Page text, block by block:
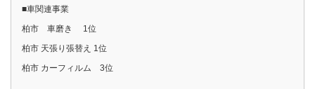
■車関連事業
柏市 車磨き 1位
柏市 天張り張替え 1位
柏市 カーフィルム 3位